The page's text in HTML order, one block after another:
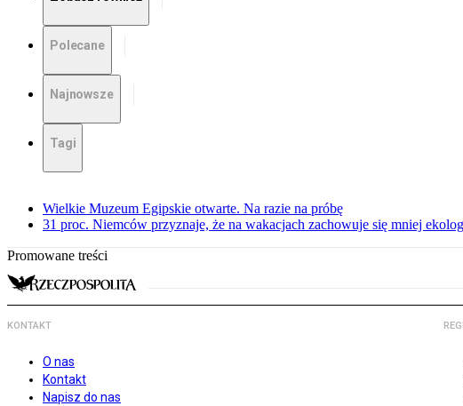
Polecane
Najnowsze
Tagi
Wielkie Muzeum Egipskie otwarte. Na razie na próbę
31 proc. Niemców przyznaje, że na wakacjach zachowuje się mniej
Promowane treści
KONTAKT
O nas
Kontakt
Napisz do nas